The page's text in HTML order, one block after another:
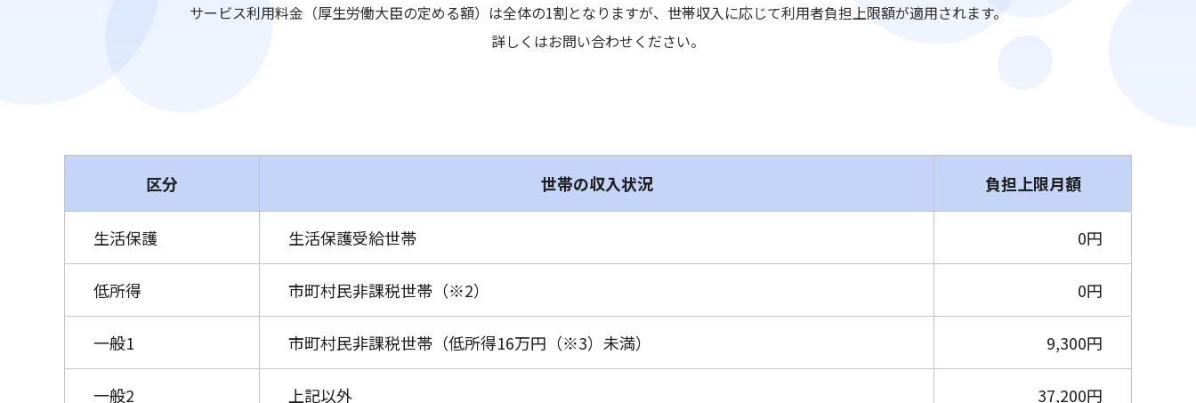
サービス利用料金（厚生労働大臣の定める額）は全体の1割となりますが、世帯収入に応じて利用者負担上限額が適用されます。
詳しくはお問い合わせください。
区分 世帯の収入状況 負担上限月額
生活保護 生活保護受給世帯 0円
低所得 市町村民非課税世帯（※2） 0円
一般1 市町村民非課税世帯（低所得16万円（※3）未満） 9,300円
一般2 上記以外 37,200円